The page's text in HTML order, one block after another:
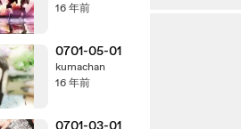
16 年前
0701-05-01
kumachan
16 年前